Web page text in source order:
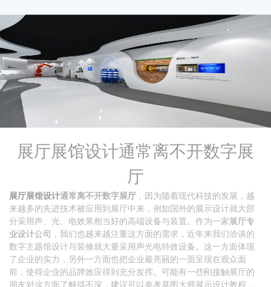
展厅展馆设计通常离不开数字展
厅
展厅展馆设计通常离不开数字展厅 ，因为随着现代科技的发展，越
来越多的先进技术被应用到展厅中来，例如国外的展示设计就大部
分采用声、光、电效果相当好的高端设备与装置。作为一家展厅专
业设计公司 ，我们也越来越注重这方面的需求，近年来我们洽谈的
数字主题馆设计与装修就大量采用声光电特效设备。这一方面体现
了企业的实力，另外一方面也把企业最亮丽的一面呈现在观众面
前，使得企业的品牌效应得到充分发挥。可能有一些刚接触展厅的
朋友对这方面了解得不深，建议可以参考草图大师展示设计教程，